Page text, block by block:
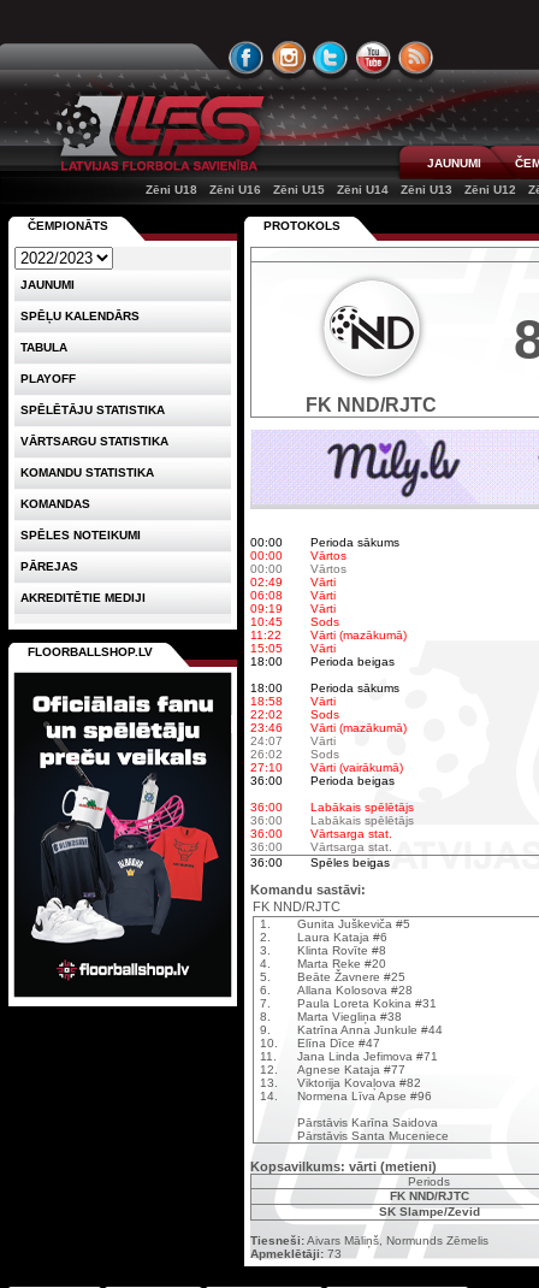
JAUNUMI
Zēni U18
Zēni U16 Zēni U15 Zēni U14 Zēni U13 Zēni U12
PROTOKOLS
FK NND/RJTC
00:00
Perioda sākums
00:00
Vārtos
00:00
Vārtos
02:49
Vārti
06:08
Vārti
09:19
Vārti
10:45
Sods
11:22
Vārti (mazākumā)
15:05
Vārti
18:00
Perioda beigas
18:00
Perioda sākums
18:58
Vārti
22:02
Sods
23:46
Vārti (mazākumā)
24:07
Vārti
26:02
Sods
27:10
Vārti (vairākumā)
36:00
Perioda beigas
36:00
Labākais spēlētājs
36:00
Labākais spēlētājs
36:00
Vārtsarga stat.
36:00
Vārtsarga stat.
36:00
Spēles beigas
Komandu sastāvi:
FK NND/RJTC
1.
Gunita Juškeviča #5
2.
Laura Kataja #6
3.
Klinta Rovīte #8
4.
Marta Reke #20
5.
Beāte Žavnere #25
6.
Allana Kolosova #28
7.
Paula Loreta Kokina #31
8.
Marta Viegliņa #38
9.
Katrīna Anna Junkule #44
10.
Elīna Dīce #47
11.
Jana Linda Jefimova #71
12.
Agnese Kataja #77
13.
Viktorija Kovaļova #82
14.
Normena Līva Apse #96
Pārstāvis Karīna Saidova
Pārstāvis Santa Muceniece
Kopsavilkums: vārti (metieni)
Periods
FK NND/RJTC
SK Slampe/Zevid
Tiesneši:Aivars Māliņš, Normunds Zēmelis
Apmeklētāji: 73
ČEMPIONĀTS
JAUNUMI
SPĒĻU KALENDĀRS
TABULA
PLAYOFF
SPĒLĒTĀJU STATISTIKA
VĀRTSARGU STATISTIKA
KOMANDU STATISTIKA
KOMANDAS
SPĒLES NOTEIKUMI
PĀREJAS
AKREDITĒTIE MEDIJI
FLOORBALLSHOP.LV